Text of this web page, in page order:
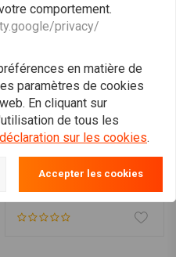
garde-boue
€92,95
comportement.
privacy/
en matière de
paramètres de cookies
En cliquant sur
de tous les
déclaration sur les cookies.
Accepter les cookies